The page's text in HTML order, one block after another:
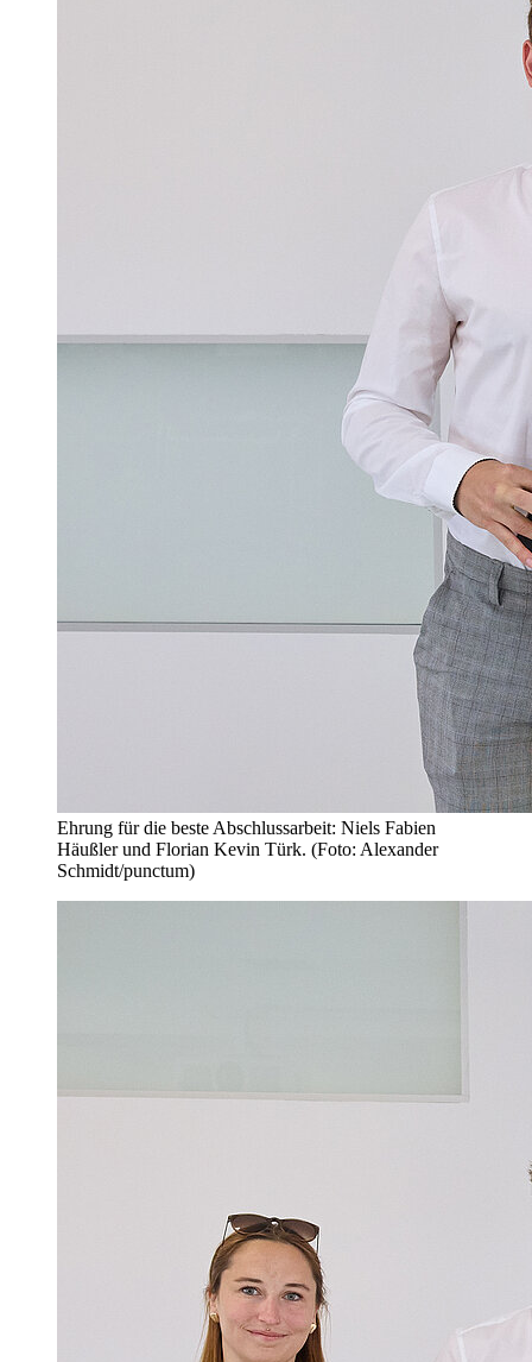
Ehrung für die beste Abschlussarbeit: Niels Fabien
Häußler und Florian Kevin Türk. (Foto: Alexander
Schmidt/punctum)